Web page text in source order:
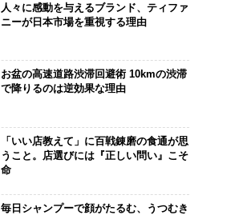
人々に感動を与えるブランド、ティファ
ニーが日本市場を重視する理由
お盆の高速道路渋滞回避術 10kmの渋滞
で降りるのは逆効果な理由
「いい店教えて」に百戦錬磨の食通が思
うこと。店選びには『正しい問い』こそ
命
毎日シャンプーで顔がたるむ、うつむき